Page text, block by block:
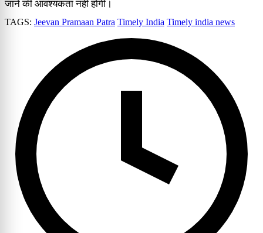
जाने की आवश्यकता नहीं होगी।
TAGS: Jeevan Pramaan Patra Timely India Timely india news